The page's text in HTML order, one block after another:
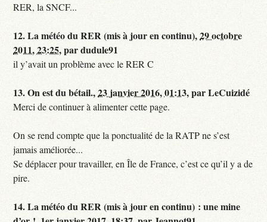
RER, la SNCF...
12.La météo du RER (mis à jour en continu),29 octobre
2011, 23:25,pardudule91
il y’avait un problème avec le RER C
13.On est du bétail.,23 janvier 2016, 01:13,parLeCuizidé
Merci de continuer à alimenter cette page.
On se rend compte que la ponctualité de la RATP ne s’est
jamais améliorée...
Se déplacer pour travailler, en Île de France, c’est ce qu’il y a de
pire.
14.La météo du RER (mis à jour en continu) : une mine